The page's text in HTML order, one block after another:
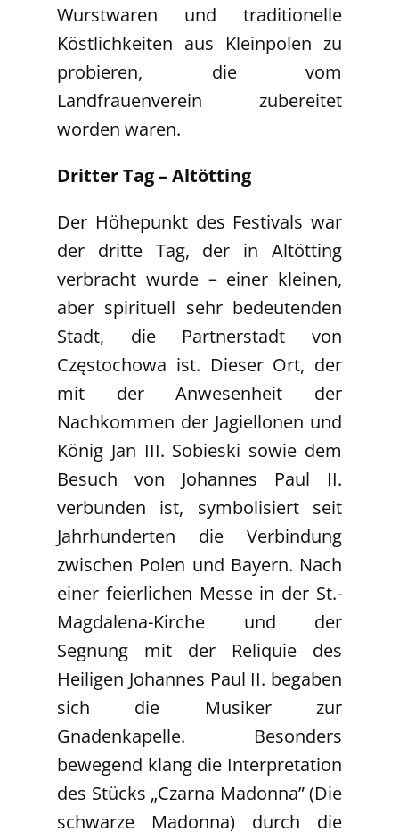
Wurstwaren und traditionelle
Köstlichkeiten aus Kleinpolen zu
probieren, die vom
Landfrauenverein zubereitet
worden waren.
Dritter Tag – Altötting
Der Höhepunkt des Festivals war
der dritte Tag, der in Altötting
verbracht wurde – einer kleinen,
aber spirituell sehr bedeutenden
Stadt, die Partnerstadt von
Częstochowa ist. Dieser Ort, der
mit der Anwesenheit der
Nachkommen der Jagiellonen und
König Jan III. Sobieski sowie dem
Besuch von Johannes Paul II.
verbunden ist, symbolisiert seit
Jahrhunderten die Verbindung
zwischen Polen und Bayern. Nach
einer feierlichen Messe in der St.-
Magdalena-Kirche und der
Segnung mit der Reliquie des
Heiligen Johannes Paul II. begaben
sich die Musiker zur
Gnadenkapelle. Besonders
bewegend klang die Interpretation
des Stücks „Czarna Madonna” (Die
schwarze Madonna) durch die